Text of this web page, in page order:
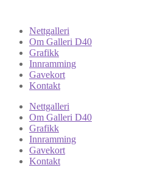
Nettgalleri
Om Galleri D40
Grafikk
Innramming
Gavekort
Kontakt
Nettgalleri
Om Galleri D40
Grafikk
Innramming
Gavekort
Kontakt